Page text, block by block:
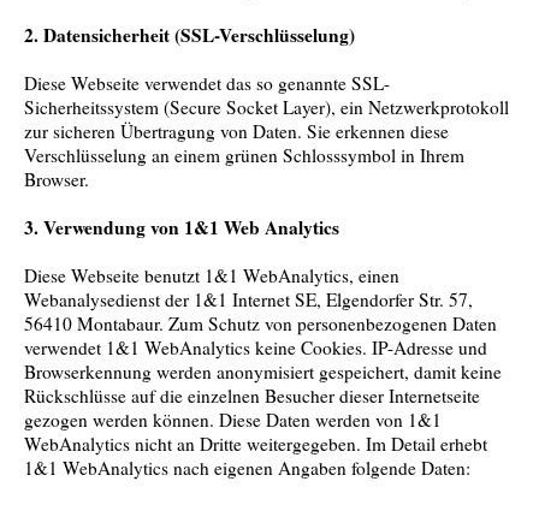
2. Datensicherheit (SSL-Verschlüsselung)
Diese Webseite verwendet das so genannte SSL-
Sicherheitssystem (Secure Socket Layer), ein Netzwerkprotokoll
zur sicheren Übertragung von Daten. Sie erkennen diese
Verschlüsselung an einem grünen Schlosssymbol in Ihrem
Browser.
3. Verwendung von 1&1 Web Analytics
Diese Webseite benutzt 1&1 WebAnalytics, einen
Webanalysedienst der 1&1 Internet SE, Elgendorfer Str. 57,
56410 Montabaur. Zum Schutz von personenbezogenen Daten
verwendet 1&1 WebAnalytics keine Cookies. IP-Adresse und
Browserkennung werden anonymisiert gespeichert, damit keine
Rückschlüsse auf die einzelnen Besucher dieser Internetseite
gezogen werden können. Diese Daten werden von 1&1
WebAnalytics nicht an Dritte weitergegeben. Im Detail erhebt
1&1 WebAnalytics nach eigenen Angaben folgende Daten: